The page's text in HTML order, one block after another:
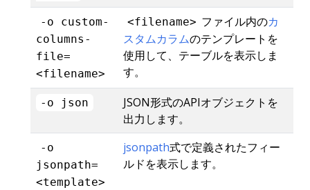
-o custom-
columns-
file=
<filename>
<filename> ファイル内のカ
スタムカラムのテンプレートを
使用して、テーブルを表示しま
す。
-o json
JSON形式のAPIオブジェクトを
出力します。
-o
jsonpath=
<template>
jsonpath式で定義されたフィー
ルドを表示します。